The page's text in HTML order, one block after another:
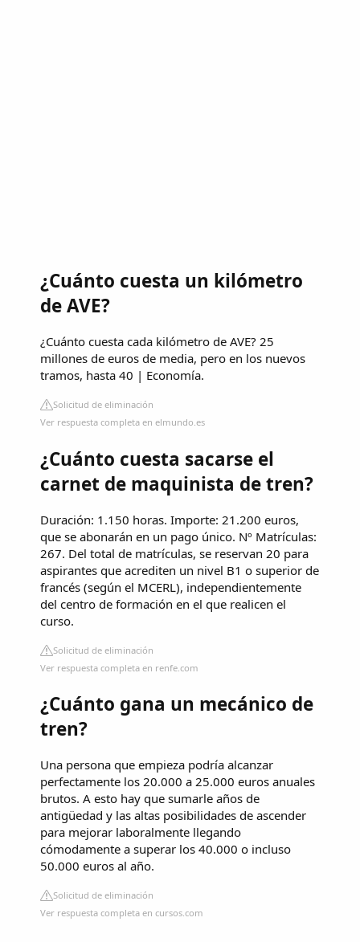
¿Cuánto cuesta un kilómetro
de AVE?
¿Cuánto cuesta cada kilómetro de AVE? 25
millones de euros de media, pero en los nuevos
tramos, hasta 40 | Economía.
Solicitud de eliminación
Ver respuesta completa en elmundo.es
¿Cuánto cuesta sacarse el
carnet de maquinista de tren?
Duración: 1.150 horas. Importe: 21.200 euros,
que se abonarán en un pago único. Nº Matrículas:
267. Del total de matrículas, se reservan 20 para
aspirantes que acrediten un nivel B1 o superior de
francés (según el MCERL), independientemente
del centro de formación en el que realicen el
curso.
Solicitud de eliminación
Ver respuesta completa en renfe.com
¿Cuánto gana un mecánico de
tren?
Una persona que empieza podría alcanzar
perfectamente los 20.000 a 25.000 euros anuales
brutos. A esto hay que sumarle años de
antigüedad y las altas posibilidades de ascender
para mejorar laboralmente llegando
cómodamente a superar los 40.000 o incluso
50.000 euros al año.
Solicitud de eliminación
Ver respuesta completa en cursos.com